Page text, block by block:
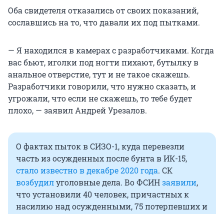
Оба свидетеля отказались от своих показаний,
сославшись на то, что давали их под пытками.
— Я находился в камерах с разработчиками. Когда
вас бьют, иголки под ногти пихают, бутылку в
анальное отверстие, тут и не такое скажешь.
Разработчики говорили, что нужно сказать, и
угрожали, что если не скажешь, то тебе будет
плохо, — заявил Андрей Урезалов.
О фактах пыток в СИЗО-1, куда перевезли
часть из осужденных после бунта в ИК-15,
стало известно в декабре 2020 года. СК
возбудилуголовные дела. Во ФСИНзаявили,
что установили 40 человек, причастных к
насилию над осужденными, 75 потерпевших и